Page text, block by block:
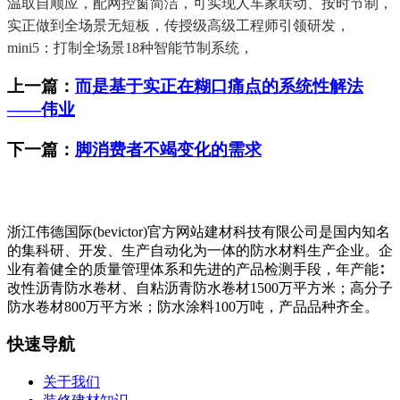
实正做到全场景无短板，传授级高级工程师引领研发，
mini5：打制全场景18种智能节制系统，
上一篇： 而是基于实正在糊口痛点的系统性解法
——伟业
下一篇： 脚消费者不竭变化的需求
浙江伟德国际(bevictor)官方网站建材科技有限公司是国内知名
的集科研、开发、生产自动化为一体的防水材料生产企业。企
业有着健全的质量管理体系和先进的产品检测手段，年产能∶
改性沥青防水卷材、自粘沥青防水卷材1500万平方米；高分子
防水卷材800万平方米；防水涂料100万吨，产品品种齐全。
快速导航
关于我们